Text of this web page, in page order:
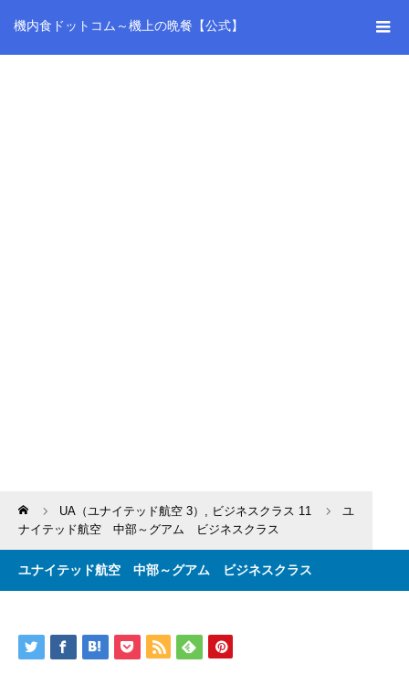
機内食ドットコム～機上の晩餐【公式】
Home UA（ユナイテッド航空 3） , ビジネスクラス 11
ユ
ナイテッド航空 中部～グアム ビジネスクラス
ユナイテッド航空 中部～グアム ビジネスクラス